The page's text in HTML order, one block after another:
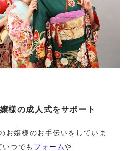
様の成人式をサポート
お嬢様のお手伝いをしていま
つでも フォームや